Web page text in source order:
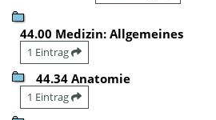
44.00 Medizin: Allgemeines
1 Eintrag
44.34 Anatomie
1 Eintrag